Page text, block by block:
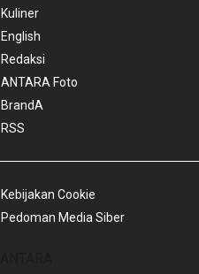
Kuliner
English
Redaksi
ANTARA Foto
BrandA
RSS
Kebijakan Cookie
Pedoman Media Siber